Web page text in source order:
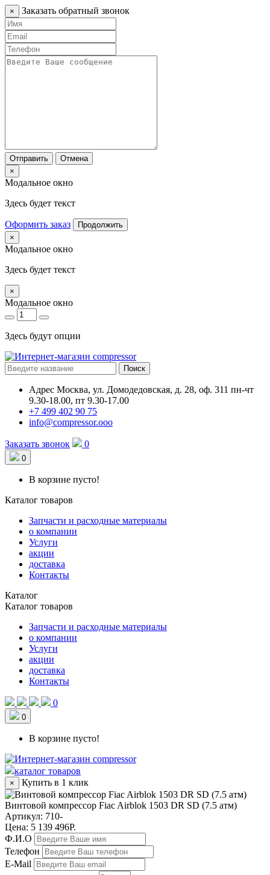
× Заказать обратный звонок
Отправить
Отмена
×
Модальное окно
Здесь будет текст
Оформить заказ
Продолжить
×
Модальное окно
Здесь будет текст
×
Модальное окно
Здесь будут опции
Поиск
Адрес Москва, ул. Домодедовская, д. 28, оф. 311 пн-чт
9.30-18.00, пт 9.30-17.00
+7 499 402 90 75
info@compressor.ooo
Заказать звонок 0
0
В корзине пусто!
Каталог товаров
Запчасти и расходные материалы
о компании
Услуги
акции
доставка
Контакты
Каталог
Каталог товаров
Запчасти и расходные материалы
о компании
Услуги
акции
доставка
Контакты
0
0
В корзине пусто!
каталог товаров
× Купить в 1 клик
Винтовой компрессор Fiac Airblok 1503 DR SD (7.5 атм)
Артикул: 710-
Цена: 5 139 496Р.
Ф.И.О
Телефон
E-Mail